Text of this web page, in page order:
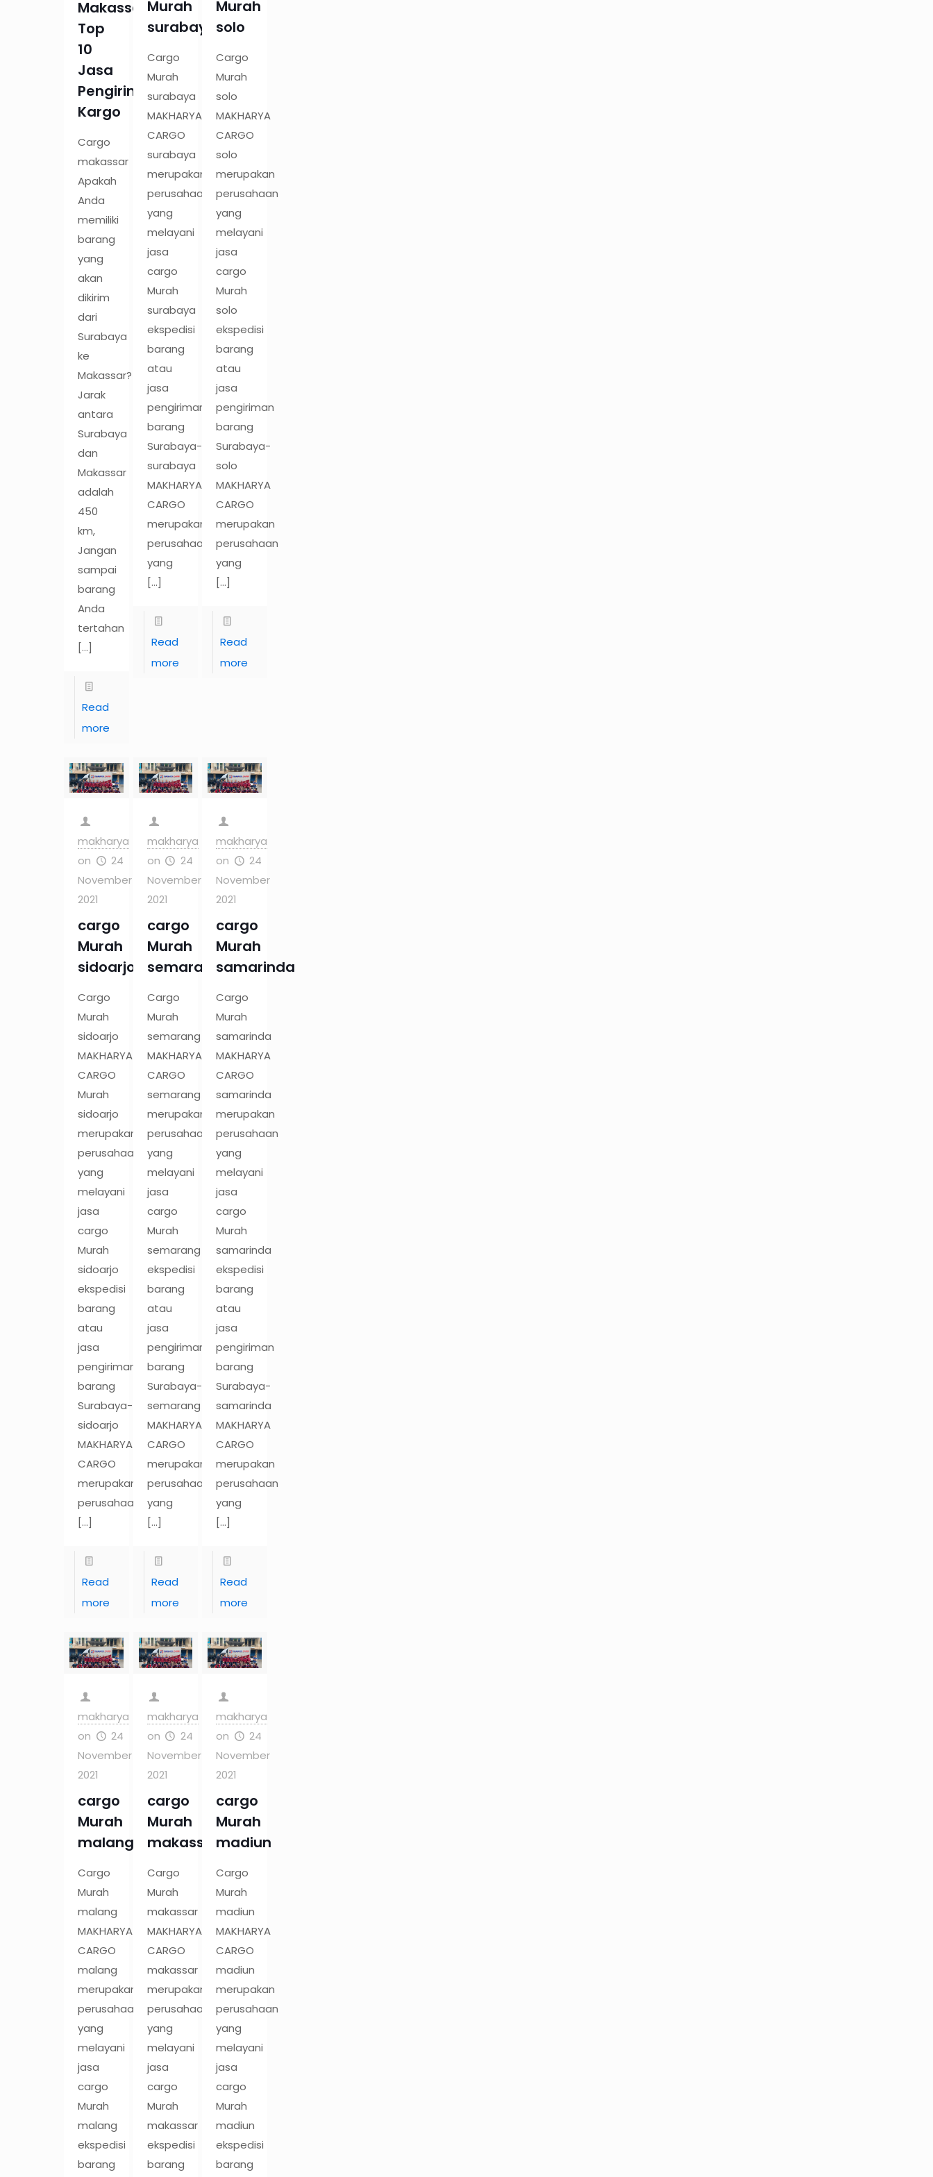
Makassar:
Top
10
Jasa
Pengiriman
Kargo
Cargo
makassar
Apakah
Anda
memiliki
barang
yang
akan
dikirim
dari
Surabaya
ke
Makassar?
Jarak
antara
Surabaya
dan
Makassar
adalah
450
km,
Jangan
sampai
barang
Anda
tertahan
[…]
Read
more
Murah
surabaya
Cargo
Murah
surabaya
MAKHARYA
CARGO
surabaya
merupakan
perusahaan
yang
melayani
jasa
cargo
Murah
surabaya
ekspedisi
barang
atau
jasa
pengiriman
barang
Surabaya-
surabaya
MAKHARYA
CARGO
merupakan
perusahaan
yang
[…]
Read
more
Murah
solo
Cargo
Murah
solo
MAKHARYA
CARGO
solo
merupakan
perusahaan
yang
melayani
jasa
cargo
Murah
solo
ekspedisi
barang
atau
jasa
pengiriman
barang
Surabaya-
solo
MAKHARYA
CARGO
merupakan
perusahaan
yang
[…]
Read
more
makharya
on
24
November
2021
cargo
Murah
sidoarjo
Cargo
Murah
sidoarjo
MAKHARYA
CARGO
Murah
sidoarjo
merupakan
perusahaan
yang
melayani
jasa
cargo
Murah
sidoarjo
ekspedisi
barang
atau
jasa
pengiriman
barang
Surabaya-
sidoarjo
MAKHARYA
CARGO
merupakan
perusahaan
[…]
Read
more
makharya
on
24
November
2021
cargo
Murah
semarang
Cargo
Murah
semarang
MAKHARYA
CARGO
semarang
merupakan
perusahaan
yang
melayani
jasa
cargo
Murah
semarang
ekspedisi
barang
atau
jasa
pengiriman
barang
Surabaya-
semarang
MAKHARYA
CARGO
merupakan
perusahaan
yang
[…]
Read
more
makharya
on
24
November
2021
cargo
Murah
samarinda
Cargo
Murah
samarinda
MAKHARYA
CARGO
samarinda
merupakan
perusahaan
yang
melayani
jasa
cargo
Murah
samarinda
ekspedisi
barang
atau
jasa
pengiriman
barang
Surabaya-
samarinda
MAKHARYA
CARGO
merupakan
perusahaan
yang
[…]
Read
more
makharya
on
24
November
2021
cargo
Murah
malang
Cargo
Murah
malang
MAKHARYA
CARGO
malang
merupakan
perusahaan
yang
melayani
jasa
cargo
Murah
malang
ekspedisi
barang
makharya
on
24
November
2021
cargo
Murah
makassar
Cargo
Murah
makassar
MAKHARYA
CARGO
makassar
merupakan
perusahaan
yang
melayani
jasa
cargo
Murah
makassar
ekspedisi
barang
makharya
on
24
November
2021
cargo
Murah
madiun
Cargo
Murah
madiun
MAKHARYA
CARGO
madiun
merupakan
perusahaan
yang
melayani
jasa
cargo
Murah
madiun
ekspedisi
barang